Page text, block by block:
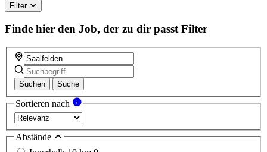
Filter
Finde hier den Job, der zu dir passt Filter
Suchen Suche
Sortieren nach
Abstände